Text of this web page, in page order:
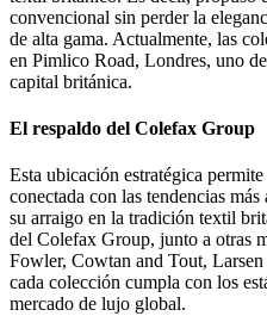
convencional sin perder la
de alta gama. Actualmente, las
en Pimlico Road, Londres, uno
capital británica.
El respaldo del Colefax Group
Esta ubicación estratégica
conectada con las tendencias
su arraigo en la tradición textil
del Colefax Group, junto a otras
Fowler, Cowtan and Tout,
cada colección cumpla con los
mercado de lujo global.